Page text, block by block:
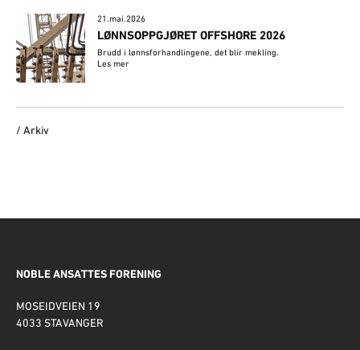
21.mai.2026
LØNNSOPPGJØRET OFFSHORE 2026
Brudd i lønnsforhandlingene, det blir mekling.
Les mer
/ Arkiv
NOBLE ANSATTES FORENING
MOSEIDVEIEN 19
4033 STAVANGER